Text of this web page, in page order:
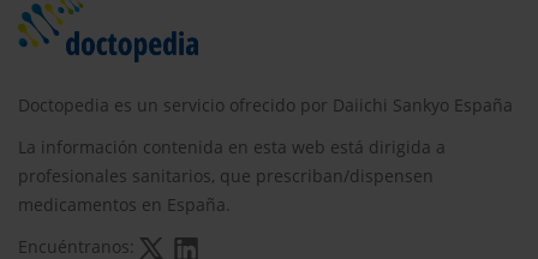
Doctopedia es un servicio ofrecido por Daiichi Sankyo España
La información contenida en esta web está dirigida a
profesionales sanitarios, que prescriban/dispensen
medicamentos en España.
Encuéntranos: